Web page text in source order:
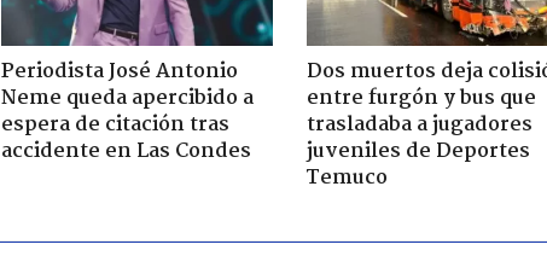
Periodista José Antonio
Neme queda apercibido a
espera de citación tras
accidente en Las Condes
Dos muertos deja
entre furgón y bus que
trasladaba a jugadores
juveniles de Deportes
Temuco